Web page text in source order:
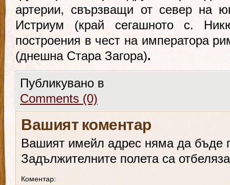
артерии, свързващи от север на
Истриум (край сегашното с.
построения в чест на императора
(днешна Стара Загора).
Публикувано в
Comments (0)
Вашият коментар
Вашият имейл адрес няма да бъде
Задължителните полета са
Коментар: